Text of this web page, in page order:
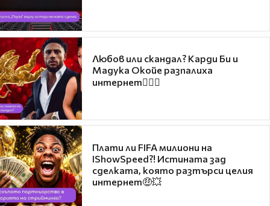
Любов или скандал? Карди Би и
Мадука Окойе разпалиха
интернет❤️‍🔥🔥
Плати ли FIFA милиони на
IShowSpeed?! Истината зад
сделката, която разтърси целия
интернет🤑💥